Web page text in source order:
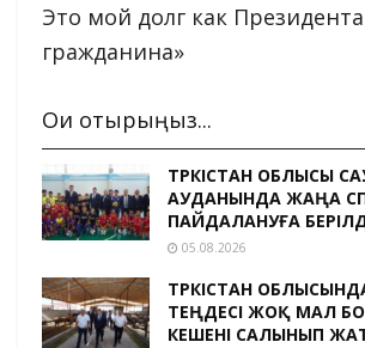
Это мой долг как
гражданина»
Оқи отырыңыз...
ТҮРКІСТАН ОБЛЫСЫ
АУДАНЫНДА ЖАҢА
ПАЙДАЛАНУҒА
05.08.2026
ТҮРКІСТАН
ТЕҢДЕСІ ЖОҚ МАЛ
КЕШЕНІ САЛЫНЫП